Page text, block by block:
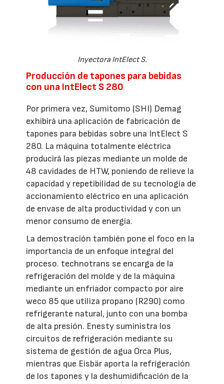
Inyectora IntElect S.
Producción de tapones para bebidas
con una IntElect S 280
Por primera vez, Sumitomo (SHI) Demag
exhibirá una aplicación de fabricación de
tapones para bebidas sobre una IntElect S
280. La máquina totalmente eléctrica
producirá las piezas mediante un molde de
48 cavidades de HTW, poniendo de relieve la
capacidad y repetibilidad de su tecnología de
accionamiento eléctrico en una aplicación
de envase de alta productividad y con un
menor consumo de energía.
La demostración también pone el foco en la
importancia de un enfoque integral del
proceso. technotrans se encarga de la
refrigeración del molde y de la máquina
mediante un enfriador compacto por aire
weco 85 que utiliza propano (R290) como
refrigerante natural, junto con una bomba
de alta presión. Enesty suministra los
circuitos de refrigeración mediante su
sistema de gestión de agua Orca Plus,
mientras que Eisbär aporta la refrigeración
de los tapones y la deshumidificación de la